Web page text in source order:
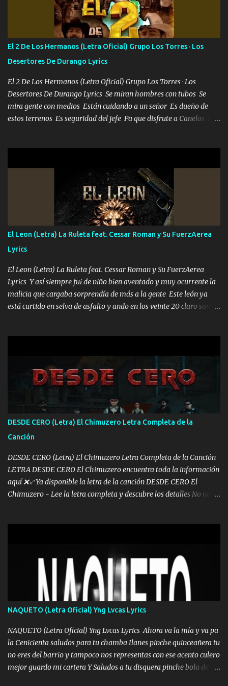
Francia ropa de 100.000 bolas Louis vuitton es mi fragancia
repleta de presidentes la bolsa estoy en mi pic si no se han dado
cuenta chequeen gráficas del kitch
El 2 De Los Hermanos (Letra Oficial) Grupo Los Torres · Los
Desertores De Durango Lyrics
El 2 De Los Hermanos (Letra Oficial) Grupo Los Torres · Los
Desertores De Durango Lyrics Se miran hombres con tubos Se
mira gente con medios Están cuidando a un señor Es dueño de
estos terrenos Es seguridad del jefe Pa que disfrute a Canelos Es
ni tampoco las mujeres porque es platica de grandes por eso hay
que estar alegres doy las instrucciones para atender los deberes
Música Si es que salta algún problema de confianza tengo gente
ahí está el Hombre Cuarenta y también Pariente 7 arreglan
cualquier problema no más es cuestión que ordené NOS HACE
FALTA UN HERMANO DE CLAVE ERA EL 24 SIEMPRE FUE UN
HOMBRE VALIENTE POR ALGO M'URIÓ PELEAND0 SIEMPRE
VIO POR LA FAMILIA PARA QUE SIGA EL LEGADO Es el DOS de
los HERMANOS un cerebro inteligente y com...
El Leon (Letra) La Ruleta feat. Cessar Roman y Su FuerzAerea
Lyrics
El Leon (Letra) La Ruleta feat. Cessar Roman y Su FuerzAerea
Lyrics Y así siempre fui de niño bien aventado y muy ocurrente la
malicia que cargaba sorprendía de más a la gente Este león ya
está curtido en selva de asfalto y ando en los veinte 20 claro son
pa más pues hay charola les voy a dar hasta topar pues no hay de
otra Música Surcando bien mi camino voy por mi línea no veo a
los lados aquel que no corre vuela no se me duerm voy chicoteado
Ya pasé varias hazañas ya tienen rato que me agarran el colmillo
de este León los estatales no sé esperaron Al tiro esta la PrimiZa
también la nueve que cargo al lado doy la mano al que su amigo y
al traicionero damos pa abajo Y No me paran aquí hay pa más
pues hay charola les voy a dar hasta topar pues no hay de otra...
DESDE CERO (Letra) El Chimuzero Letra Completa de la
Canción
DESDE CERO (Letra) El Chimuzero Letra Completa de la Canción
LETRA DESDE CERO El Chimuzero encuentra toda la información
aquí ❌♐ Ya disponible la letra de la canción DESDE CERO El
Chimuzero - Lee la letra completa y descubre los detalles No nací
❌ www.elnorteduro.com ❌ Yo No limito los Sueños , si no existe
Uno pues Hallamos Modos , Si me caigo me Levanto, Aprendo Del
Error Y me sacudo El Lodo ❌ www.elnorteduro.com ❌ El Dinero
No me falta Pero Tampoco me Estorba , Por Eso Manejo Todo
Bien Regido Por mis Normas . Aquí no Se Sufre de Ego vengo Desde
Abajo y me costó subir Fue Con Trabajo Y Esfuerzo, Nada es
Regalado Me Super Invertir A Mí lado Una Princesa que A pesar de
Todo Siempre a estado ahí . Hecho pa...
NAQUETO (Letra Oficial) Yng Lvcas Lyrics
NAQUETO (Letra Oficial) Yng Lvcas Lyrics Ahora va la mía y va pa
la Cenicienta saludos para tu chamba Ilanes pinche quinceañera tu
no eres del barrio y tampoco nos representas con ese acento culero
mejor guardo mi cartera Y Saludos a tu disquera pinche bola de